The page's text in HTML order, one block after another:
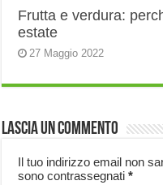
Frutta e verdura:
estate
27 Maggio 2022
Lascia un commento
Il tuo indirizzo email non
sono contrassegnati*